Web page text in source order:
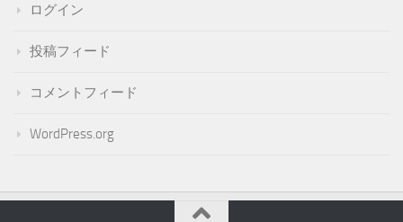
ログイン
投稿フィード
コメントフィード
WordPress.org